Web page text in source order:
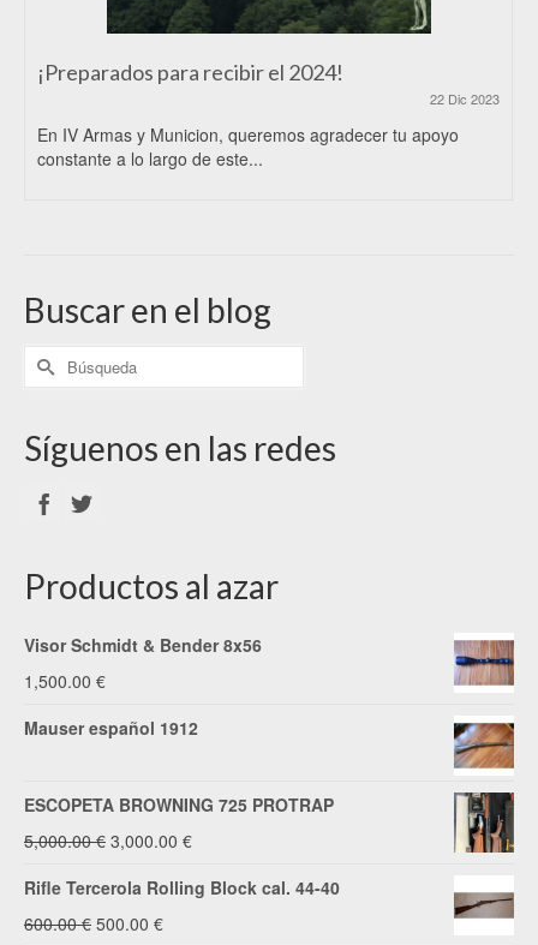
¡Preparados para recibir el 2024!
22 Dic 2023
En IV Armas y Municion, queremos agradecer tu apoyo
constante a lo largo de este...
Buscar en el blog
Síguenos en las redes
Productos al azar
Visor Schmidt & Bender 8x56
1,500.00 €
Mauser español 1912
ESCOPETA BROWNING 725 PROTRAP
5,000.00€ El
precio
3,000.00 €El
precio
Rifle Tercerola Rolling Block cal. 44-40
600.00€ El
500.00 €El